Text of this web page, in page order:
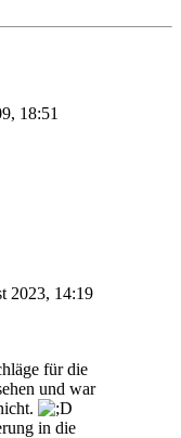
18:51
2023, 14:19
für die
und war
in die